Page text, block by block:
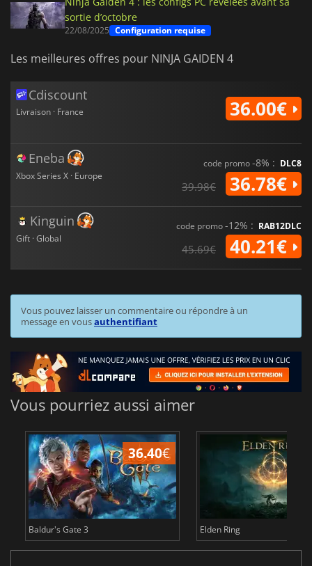
sortie d’octobre
22/08/2025 Configuration requise
Les meilleures offres pour NINJA GAIDEN 4
Cdiscount
Livraison · France 36.00€
Eneba
Xbox Series X · Europe
code promo-8% : DLC8
39.98€ 36.78€
Kinguin
Gift · Global
code promo-12% : RAB12DLC
45.69€ 40.21€
Vous pouvez laisser un commentaire ou répondre à un
message en vousauthentifiant
Vous pourriez aussi aimer
36.40€
Baldur's Gate 3 Elden Ring